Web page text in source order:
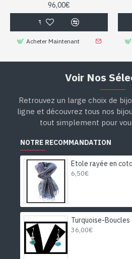
96,00€
Acheter Maintenant
Voir Nos
Retrouvez un large choix de
ligne et découvrez tous nos
tout simplement pour
NOTRE RECOMMANDATION
6,50€
36,00€